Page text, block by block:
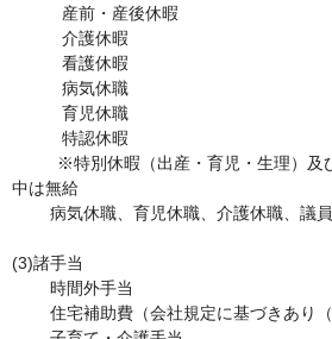
産前・産後休暇
介護休暇
看護休暇
病気休職
育児休職
特認休暇
中は無給
(3)諸手当